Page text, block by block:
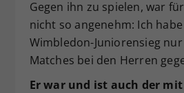
Gegen ihn zu spielen, war
nicht so angenehm: Ich
Wimbledon-Juniorensieg
Matches bei den Herren
Er war und ist auch der